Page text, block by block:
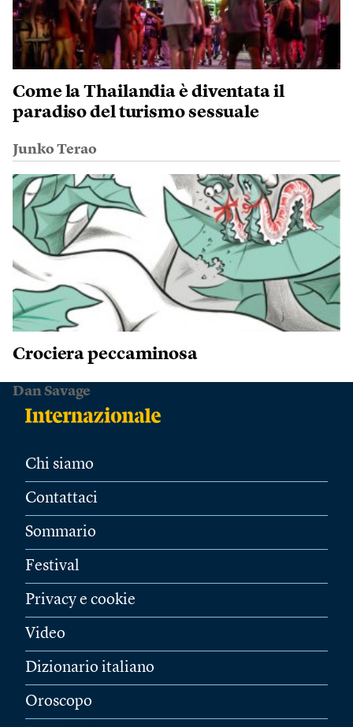
Come la Thailandia è diventata il
paradiso del turismo sessuale
Junko Terao
Crociera peccaminosa
Dan Savage
Chi siamo
Contattaci
Sommario
Festival
Privacy e cookie
Video
Dizionario italiano
Oroscopo